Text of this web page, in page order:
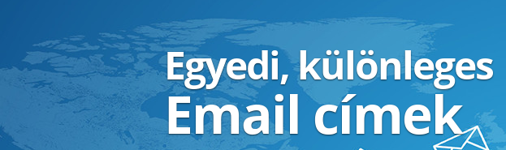
Egyedi, különleges
Email címek